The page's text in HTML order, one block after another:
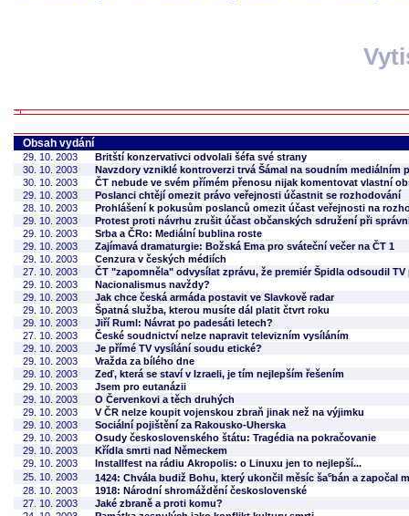
Obsah vydání
29. 10. 2003
Britští konzervativci odvolali šéfa své strany
30. 10. 2003
Navzdory vzniklé kontroverzi trvá Šámal na soudním mediálním
30. 10. 2003
ČT nebude ve svém přímém přenosu nijak komentovat vlastní
29. 10. 2003
Poslanci chtějí omezit právo veřejnosti účastnit se rozhodování
28. 10. 2003
Prohlášení k pokusům poslanců omezit účast veřejnosti na
29. 10. 2003
Protest proti návrhu zrušit účast občanských sdružení při
29. 10. 2003
Srba a ČRo: Mediální bublina roste
29. 10. 2003
Zajímavá dramaturgie: Božská Ema pro sváteční večer na ČT 1
29. 10. 2003
Cenzura v českých médiích
27. 10. 2003
ČT "zapomněla" odvysílat zprávu, že premiér Špidla odsoudil
29. 10. 2003
Nacionalismus navždy?
29. 10. 2003
Jak chce česká armáda postavit ve Slavkově radar
29. 10. 2003
Špatná služba, kterou musíte dál platit čtvrt roku
29. 10. 2003
Jiří Ruml: Návrat po padesáti letech?
27. 10. 2003
České soudnictví nelze napravit televizním vysíláním
29. 10. 2003
Je přímé TV vysílání soudu etické?
29. 10. 2003
Vražda za bílého dne
29. 10. 2003
Zeď, která se staví v Izraeli, je tím nejlepším řešením
29. 10. 2003
Jsem pro eutanázii
29. 10. 2003
O Červenkovi a těch druhých
29. 10. 2003
V ČR nelze koupit vojenskou zbraň jinak než na výjimku
29. 10. 2003
Sociální pojištění za Rakousko-Uherska
29. 10. 2003
Osudy československého štátu: Tragédia na pokračovanie
29. 10. 2003
Křídla smrti nad Německem
29. 10. 2003
Installfest na rádiu Akropolis: o Linuxu jen to nejlepší...
25. 10. 2003
1424: Chvála budiž Bohu, který ukončil měsíc šacbán a započal
28. 10. 2003
1918: Národní shromáždění československé
27. 10. 2003
Jaké zbraně a proti komu?